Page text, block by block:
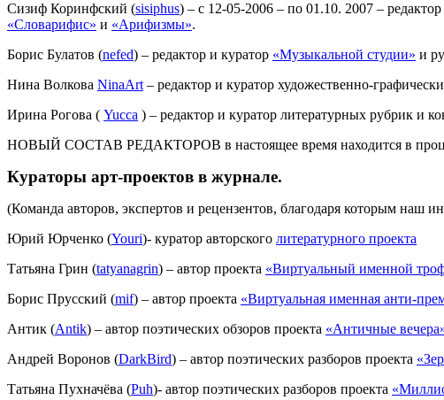
Сизиф Коринфский (sisiphus) – с 12-05-2006 – по 01.10. 2007 –
«Словарифис» и «Арифизмы».
Борис Булатов (nefed) – редактор и куратор «Музыкальной студии» и
Нина Волкова NinaArt – редактор и куратор художественно-
Ирина Рогова ( Yucca ) – редактор и куратор литературных рубрик и
НОВЫЙ СОСТАВ РЕДАКТОРОВ в настоящее время находится в
Кураторы арт-проектов в журнале.
(Команда авторов, экспертов и рецензентов, благодаря которым наш
Юрий Юрченко (Youri)- куратор авторского литературного проекта
Татьяна Грин (tatyanagrin) – автор проекта «Виртуальный именной
Борис Прусский (mif) – автор проекта «Виртуальная именная анти-
Антик (Antik) – автор поэтических обзоров проекта «Античные
Андрей Воронов (DarkBird) – автор поэтических разборов проекта
Татьяна Пухначёва (Puh)- автор поэтических разборов проекта